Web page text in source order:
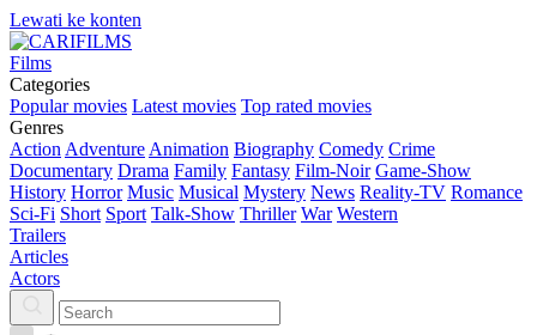
Lewati ke konten
Films
Categories
Popular movies Latest movies Top rated movies
Genres
Action Adventure Animation Biography Comedy Crime
Documentary Drama Family Fantasy Film-Noir Game-Show
History Horror Music Musical Mystery News Reality-TV Romance
Sci-Fi Short Sport Talk-Show Thriller War Western
Trailers
Articles
Actors